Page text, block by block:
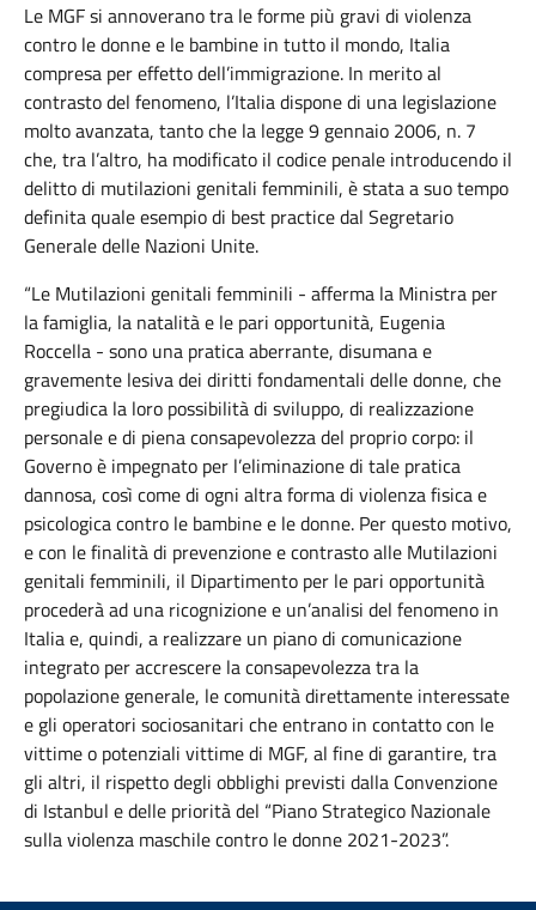
Le MGF si annoverano tra le forme più gravi di violenza
contro le donne e le bambine in tutto il mondo, Italia
compresa per effetto dell’immigrazione. In merito al
contrasto del fenomeno, l’Italia dispone di una legislazione
molto avanzata, tanto che la legge 9 gennaio 2006, n. 7
che, tra l’altro, ha modificato il codice penale introducendo il
delitto di mutilazioni genitali femminili, è stata a suo tempo
definita quale esempio di best practice dal Segretario
Generale delle Nazioni Unite.
“Le Mutilazioni genitali femminili - afferma la Ministra per
la famiglia, la natalità e le pari opportunità, Eugenia
Roccella - sono una pratica aberrante, disumana e
gravemente lesiva dei diritti fondamentali delle donne, che
pregiudica la loro possibilità di sviluppo, di realizzazione
personale e di piena consapevolezza del proprio corpo: il
Governo è impegnato per l’eliminazione di tale pratica
dannosa, così come di ogni altra forma di violenza fisica e
psicologica contro le bambine e le donne. Per questo motivo,
e con le finalità di prevenzione e contrasto alle Mutilazioni
genitali femminili, il Dipartimento per le pari opportunità
procederà ad una ricognizione e un’analisi del fenomeno in
Italia e, quindi, a realizzare un piano di comunicazione
integrato per accrescere la consapevolezza tra la
popolazione generale, le comunità direttamente interessate
e gli operatori sociosanitari che entrano in contatto con le
vittime o potenziali vittime di MGF, al fine di garantire, tra
gli altri, il rispetto degli obblighi previsti dalla Convenzione
di Istanbul e delle priorità del “Piano Strategico Nazionale
sulla violenza maschile contro le donne 2021-2023”.